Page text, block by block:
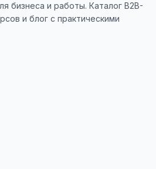
бизнеса и работы. Каталог B2B-
и блог с практическими